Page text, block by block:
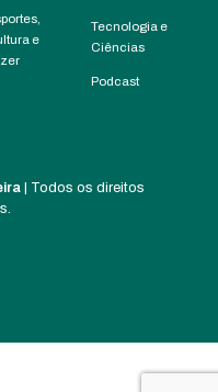
e
Tecnologia e
Ciências
Podcast
| Todos os direitos